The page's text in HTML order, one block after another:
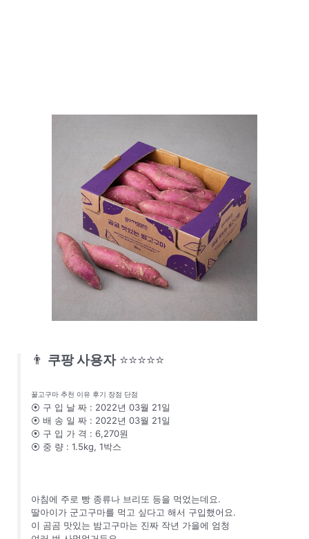
👨 쿠팡 사용자 ⭐⭐⭐⭐⭐
꿀고구마 추천 이유 후기 장점 단점
⦿ 구 입 날 짜 : 2022년 03월 21일
⦿ 배 송 일 짜 : 2022년 03월 21일
⦿ 구 입 가 격 : 6,270원
⦿ 중 량 : 1.5kg, 1박스
아침에 주로 빵 종류나 브리또 등을 먹었는데요.
딸아이가 군고구마를 먹고 싶다고 해서 구입했어요.
이 곰곰 맛있는 밤고구마는 진짜 작년 가을에 엄청